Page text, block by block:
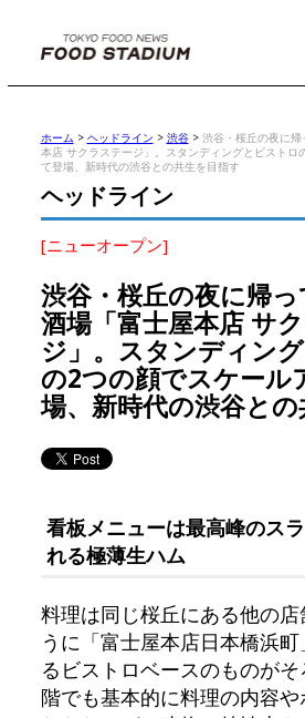
ホーム > ヘッドライン > 渋谷> 渋谷・桜丘の夜に
本店 サクラステージ」。スタンディングとビストロ
て登場、新時代の渋谷との共生を目指す
ヘッドライン
[ニューオープン]
渋谷・桜丘の夜に帰
酒場「富士屋本店 サ
ジ」。スタンディン
の2つの顔でスケール
場、新時代の渋谷と
看板メニューは最高峰のス
れる極薄生ハム
料理は同じ桜丘にある他の店
うに「富士屋本店日本橋浜
るビストロベースのものが
階でも基本的に料理の内容